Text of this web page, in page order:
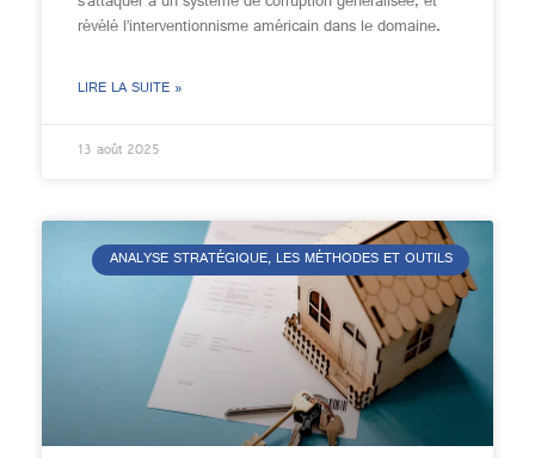
révélé l’interventionnisme américain dans le domaine.
LIRE LA SUITE »
13 août 2025
ANALYSE STRATÉGIQUE, LES MÉTHODES ET OUTILS